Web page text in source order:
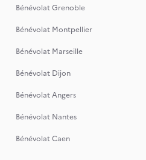
Bénévolat Grenoble
Bénévolat Montpellier
Bénévolat Marseille
Bénévolat Dijon
Bénévolat Angers
Bénévolat Nantes
Bénévolat Caen